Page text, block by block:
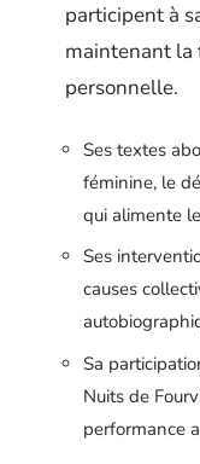
participent à
maintenant la
personnelle.
Ses textes
féminine, le
qui alimente
Ses
causes
Sa
Nuits de
performance